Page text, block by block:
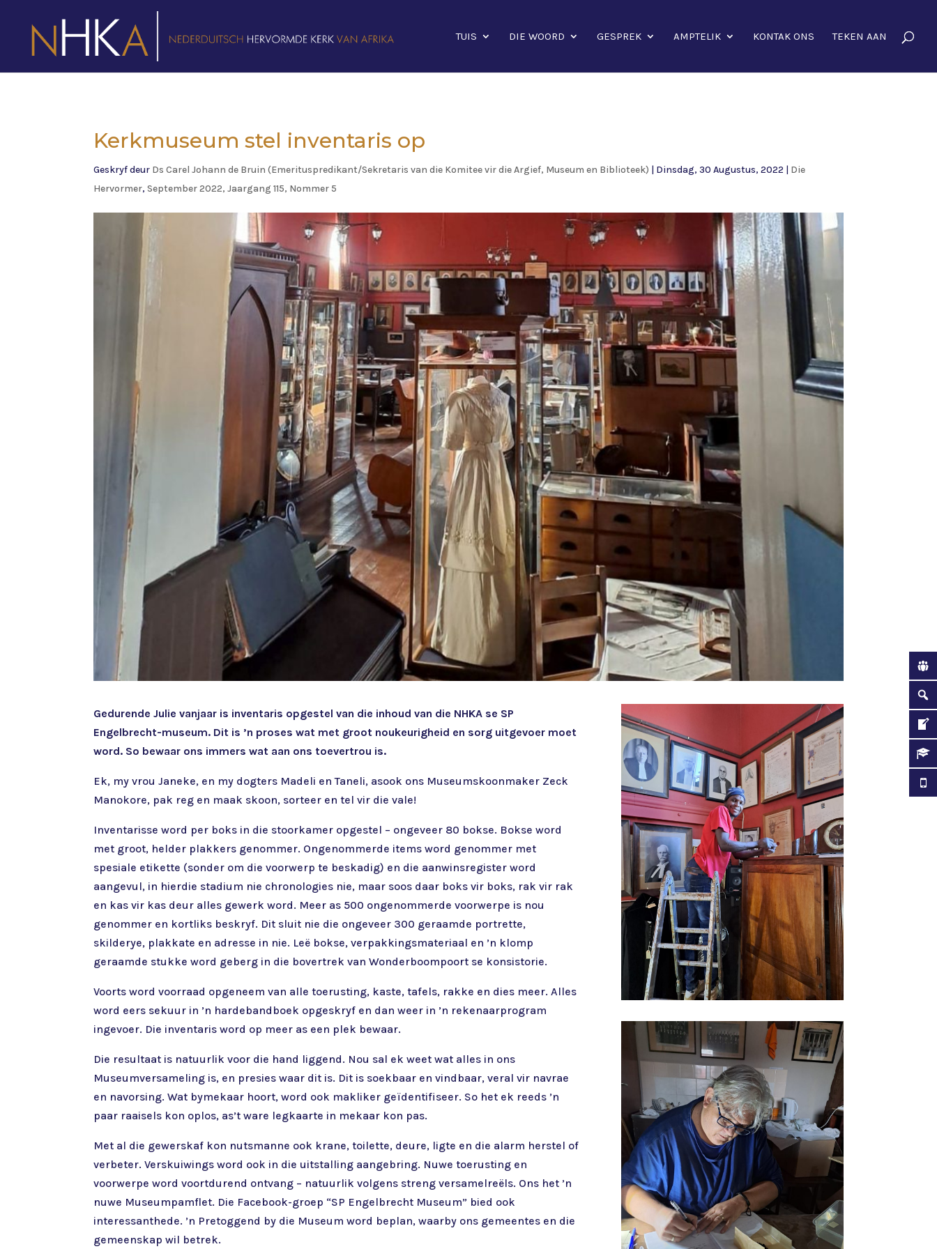
TUIS DIE WOORD GESPREK AMPTELIK KONTAK ONS TEKEN AAN
Kerkmuseum stel inventaris op
Geskryf deur Ds Carel Johann de Bruin (Emerituspredikant/Sekretaris van die Komitee vir die Argief, Museum en Biblioteek) | Dinsdag, 30 Augustus, 2022 | Die
Hervormer,September 2022, Jaargang 115, Nommer 5
Gedurende Julie vanjaar is inventaris opgestel van die inhoud van die NHKA se SP
Engelbrecht-museum. Dit is ’n proses wat met groot noukeurigheid en sorg uitgevoer moet
word. So bewaar ons immers wat aan ons toevertrou is.
Ek, my vrou Janeke, en my dogters Madeli en Taneli, asook ons Museumskoonmaker Zeck
Manokore, pak reg en maak skoon, sorteer en tel vir die vale!
Inventarisse word per boks in die stoorkamer opgestel – ongeveer 80 bokse. Bokse word
met groot, helder plakkers genommer. Ongenommerde items word genommer met
spesiale etikette (sonder om die voorwerp te beskadig) en die aanwinsregister word
aangevul, in hierdie stadium nie chronologies nie, maar soos daar boks vir boks, rak vir rak
en kas vir kas deur alles gewerk word. Meer as 500 ongenommerde voorwerpe is nou
genommer en kortliks beskryf. Dit sluit nie die ongeveer 300 geraamde portrette,
skilderye, plakkate en adresse in nie. Leë bokse, verpakkingsmateriaal en ’n klomp
geraamde stukke word geberg in die bovertrek van Wonderboompoort se konsistorie.
Voorts word voorraad opgeneem van alle toerusting, kaste, tafels, rakke en dies meer. Alles
word eers sekuur in ’n hardebandboek opgeskryf en dan weer in ’n rekenaarprogram
ingevoer. Die inventaris word op meer as een plek bewaar.
Die resultaat is natuurlik voor die hand liggend. Nou sal ek weet wat alles in ons
Museumversameling is, en presies waar dit is. Dit is soekbaar en vindbaar, veral vir navrae
en navorsing. Wat bymekaar hoort, word ook makliker geïdentifiseer. So het ek reeds ’n
paar raaisels kon oplos, as’t ware legkaarte in mekaar kon pas.
Met al die gewerskaf kon nutsmanne ook krane, toilette, deure, ligte en die alarm herstel of
verbeter. Verskuiwings word ook in die uitstalling aangebring. Nuwe toerusting en
voorwerpe word voortdurend ontvang – natuurlik volgens streng versamelreëls. Ons het ’n
nuwe Museumpamflet. Die Facebook-groep “SP Engelbrecht Museum” bied ook
interessanthede. ’n Pretoggend by die Museum word beplan, waarby ons gemeentes en die
gemeenskap wil betrek.